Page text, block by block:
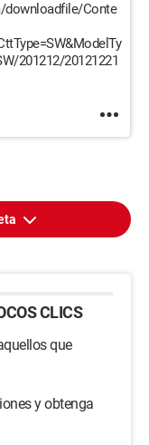
downloadfile/Conte
201212/20121221
CLICS
que
y obtenga